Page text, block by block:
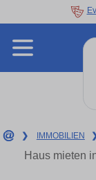
❯ IMMOBILIEN
Haus mieten